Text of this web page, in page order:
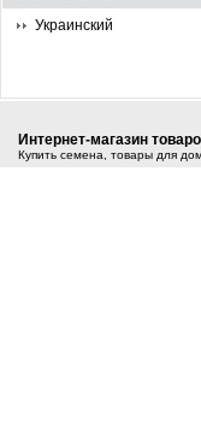
Украинский
Интернет-магазин
Купить семена, товары для